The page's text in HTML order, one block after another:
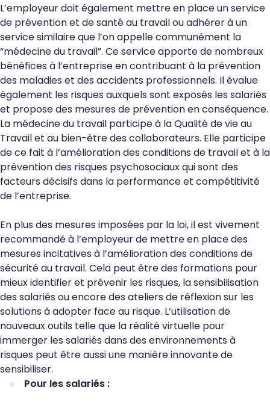
L’employeur doit également mettre en place un service
de prévention et de santé au travail ou adhérer à un
service similaire que l’on appelle communément la
“médecine du travail”. Ce service apporte de nombreux
bénéfices à l’entreprise en contribuant à la prévention
des maladies et des accidents professionnels. Il évalue
également les risques auxquels sont exposés les salariés
et propose des mesures de prévention en conséquence.
La médecine du travail participe à la Qualité de vie au
Travail et au bien-être des collaborateurs. Elle participe
de ce fait à l’amélioration des conditions de travail et à la
prévention des risques psychosociaux qui sont des
facteurs décisifs dans la performance et compétitivité
de l’entreprise.
En plus des mesures imposées par la loi, il est vivement
recommandé à l’employeur de mettre en place des
mesures incitatives à l’amélioration des conditions de
sécurité au travail. Cela peut être des formations pour
mieux identifier et prévenir les risques, la sensibilisation
des salariés ou encore des ateliers de réflexion sur les
solutions à adopter face au risque. L’utilisation de
nouveaux outils telle que la réalité virtuelle pour
immerger les salariés dans des environnements à
risques peut être aussi une manière innovante de
sensibiliser.
Pour les salariés :